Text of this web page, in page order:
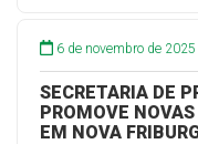
6 de novembro de 2025
SECRETARIA DE
PROMOVE
EM NOVA